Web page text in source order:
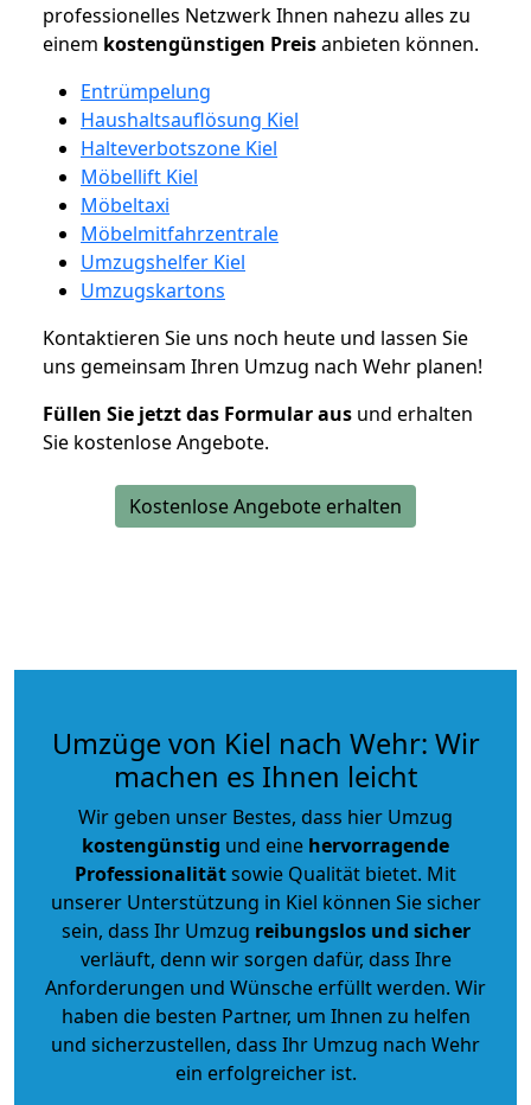
professionelles Netzwerk Ihnen nahezu alles zu
einem kostengünstigen Preisanbieten können.
Entrümpelung
Haushaltsauflösung Kiel
Halteverbotszone Kiel
Möbellift Kiel
Möbeltaxi
Möbelmitfahrzentrale
Umzugshelfer Kiel
Umzugskartons
Kontaktieren Sie uns noch heute und lassen Sie
uns gemeinsam Ihren Umzug nach Wehr planen!
Füllen Sie jetzt das Formular aus und erhalten
Sie kostenlose Angebote.
Kostenlose Angebote erhalten
Umzüge von Kiel nach Wehr: Wir
machen es Ihnen leicht
Wir geben unser Bestes, dass hier Umzug
kostengünstig und eine hervorragende
Professionalitätsowie Qualität bietet. Mit
unserer Unterstützung in Kiel können Sie sicher
sein, dass Ihr Umzug reibungslos und sicher
verläuft, denn wir sorgen dafür, dass Ihre
Anforderungen und Wünsche erfüllt werden. Wir
haben die besten Partner, um Ihnen zu helfen
und sicherzustellen, dass Ihr Umzug nach Wehr
ein erfolgreicher ist.